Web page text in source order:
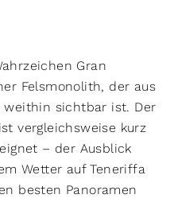
Gran
Felsmonolith, der aus
weithin sichtbar ist. Der
vergleichsweise kurz
– der Ausblick
Wetter auf Teneriffa
besten Panoramen